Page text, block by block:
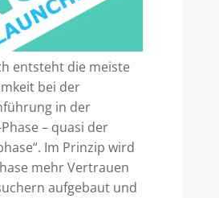
entsteht die meiste
bei der
in der
– quasi der
Im Prinzip wird
mehr Vertrauen
aufgebaut und